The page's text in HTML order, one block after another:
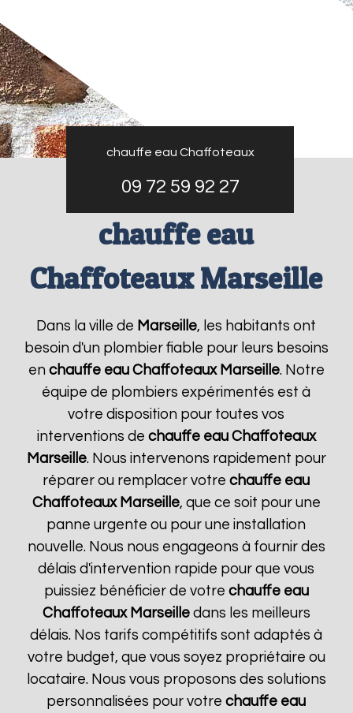
chauffe eau Chaffoteaux
09 72 59 92 27
chauffe eau
Chaffoteaux Marseille
Dans la ville de Marseille, les habitants ont
besoin d'un plombier fiable pour leurs besoins
en chauffe eau Chaffoteaux Marseille. Notre
équipe de plombiers expérimentés est à
votre disposition pour toutes vos
interventions de chauffe eau Chaffoteaux
Marseille. Nous intervenons rapidement pour
réparer ou remplacer votrechauffe eau
Chaffoteaux Marseille, que ce soit pour une
panne urgente ou pour une installation
nouvelle. Nous nous engageons à fournir des
délais d'intervention rapide pour que vous
puissiez bénéficier de votre chauffe eau
Chaffoteaux Marseilledans les meilleurs
délais. Nos tarifs compétitifs sont adaptés à
votre budget, que vous soyez propriétaire ou
locataire. Nous vous proposons des solutions
personnalisées pour votrechauffe eau